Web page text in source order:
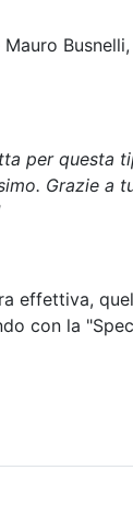
per questa
Grazie a
effettiva,
con la